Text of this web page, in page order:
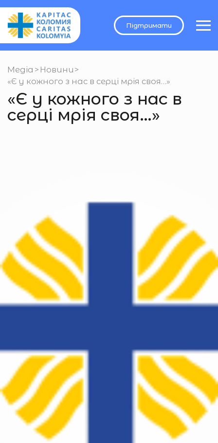
Підтримати
Медіа > Новини >
«Є у кожного з нас в серці мрія своя…»
«Є у кожного з нас в
серці мрія своя…»